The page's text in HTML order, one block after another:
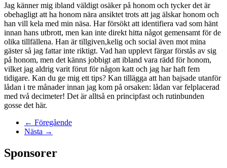
Jag känner mig ibland väldigt osäker på honom och tycker det är
obehagligt att ha honom nära ansiktet trots att jag älskar honom och
han vill kela med min näsa. Har försökt att identifiera vad som hänt
innan hans utbrott, men kan inte direkt hitta något gemensamt för de
olika tillfällena. Han är tillgiven,kelig och social även mot mina
gäster så jag fattar inte riktigt. Vad han upplevt färgar förstås av sig
på honom, men det känns jobbigt att ibland vara rädd för honom,
vilket jag aldrig varit förut för någon katt och jag har haft fem
tidigare. Kan du ge mig ett tips? Kan tillägga att han bajsade utanför
lådan i tre månader innan jag kom på orsaken: lådan var felplacerad
med två decimeter! Det är alltså en principfast och rutinbunden
gosse det här.
← Föregående
Nästa →
Sponsorer